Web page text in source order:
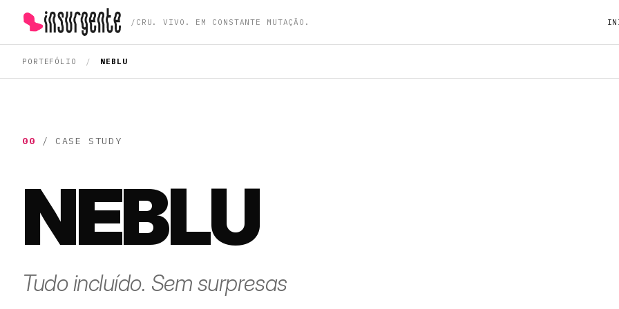
— IR PARA A PÁGINA INICIAL
/ CRU. VIVO. EM CONSTANTE MUTAÇÃO.
PORTEFÓLIO / NEBLU
00 / CASE STUDY
NEBLU
Tudo incluído. Sem surpresas